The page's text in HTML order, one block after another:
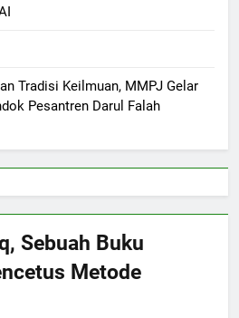
Tradisi Keilmuan, MMPJ Gelar
Pesantren Darul Falah
Sebuah Buku
Metode